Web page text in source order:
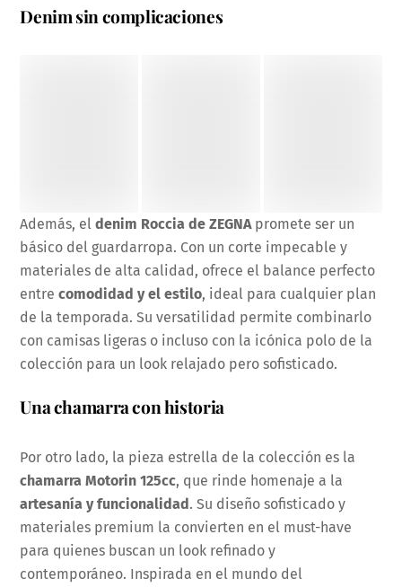
Denim sin complicaciones
Además, eldenim Roccia de ZEGNApromete ser un
básico del guardarropa. Con un corte impecable y
materiales de alta calidad, ofrece el balance perfecto
entrecomodidad y el estilo, ideal para cualquier plan
de la temporada. Su versatilidad permite combinarlo
con camisas ligeras o incluso con la icónica polo de la
colección para un look relajado pero sofisticado.
Una chamarra con historia
Por otro lado, la pieza estrella de la colección es la
chamarra Motorin 125cc, que rinde homenaje a la
artesanía y funcionalidad. Su diseño sofisticado y
materiales premium la convierten en el must-have
para quienes buscan un look refinado y
contemporáneo. Inspirada en el mundo del